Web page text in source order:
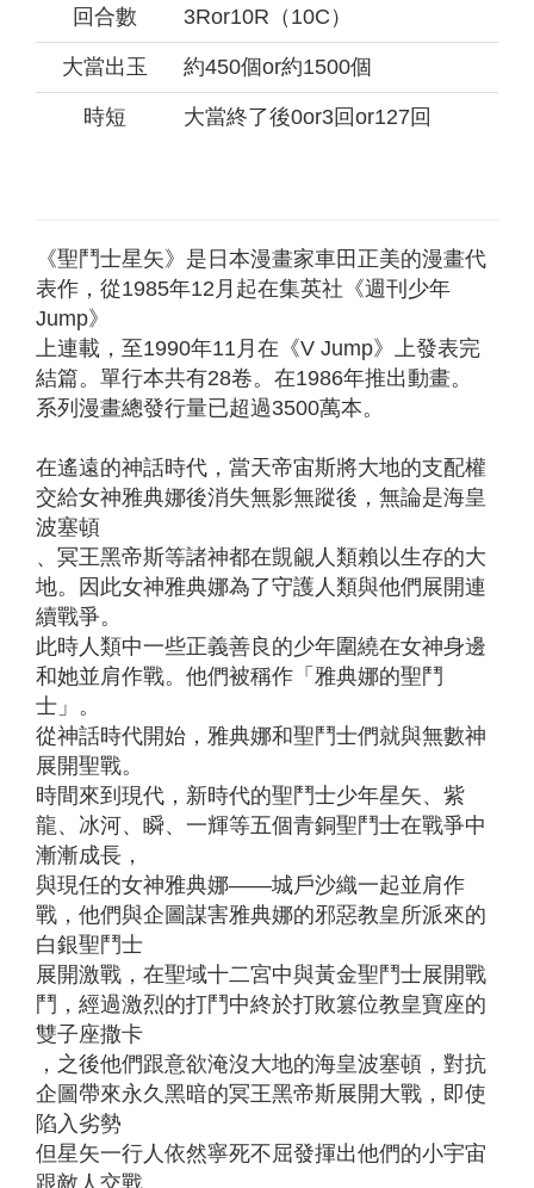
回合數 3Ror10R（10C）
大當出玉 約450個or約1500個
時短 大當終了後0or3回or127回
《聖鬥士星矢》是日本漫畫家車田正美的漫畫代
表作，從1985年12月起在集英社《週刊少年
Jump》
上連載，至1990年11月在《V Jump》上發表完
結篇。單行本共有28卷。在1986年推出動畫。
系列漫畫總發行量已超過3500萬本。
在遙遠的神話時代，當天帝宙斯將大地的支配權
交給女神雅典娜後消失無影無蹤後，無論是海皇
波塞頓
、冥王黑帝斯等諸神都在覬覦人類賴以生存的大
地。因此女神雅典娜為了守護人類與他們展開連
續戰爭。
此時人類中一些正義善良的少年圍繞在女神身邊
和她並肩作戰。他們被稱作「雅典娜的聖鬥
士」。
從神話時代開始，雅典娜和聖鬥士們就與無數神
展開聖戰。
時間來到現代，新時代的聖鬥士少年星矢、紫
龍、冰河、瞬、一輝等五個青銅聖鬥士在戰爭中
漸漸成長，
與現任的女神雅典娜——城戶沙織一起並肩作
戰，他們與企圖謀害雅典娜的邪惡教皇所派來的
白銀聖鬥士
展開激戰，在聖域十二宮中與黃金聖鬥士展開戰
鬥，經過激烈的打鬥中終於打敗篡位教皇寶座的
雙子座撒卡
，之後他們跟意欲淹沒大地的海皇波塞頓，對抗
企圖帶來永久黑暗的冥王黑帝斯展開大戰，即使
陷入劣勢
但星矢一行人依然寧死不屈發揮出他們的小宇宙
跟敵人交戰。